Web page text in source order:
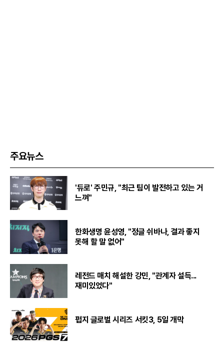
주요뉴스
'듀로' 주민규, "최근 팀이 발전하고 있는 거
느껴"
한화생명 윤성영, "정글 쉬바나, 결과 좋지
못해 할 말 없어"
레전드 매치 해설한 강민, "관계자 설득...
재미있었다"
펍지 글로벌 시리즈 서킷3, 5일 개막